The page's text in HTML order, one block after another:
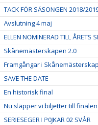
TACK FÖR SÄSONGEN 2018/
Avslutning 4 maj
ELLEN NOMINERAD TILL ÅRETS
Skånemästerskapen 2.0
Framgångar i
SAVE THE DATE
En historisk final
Nu släpper vi biljetter till
SERIESEGER I P0JKAR 02 SVÅR